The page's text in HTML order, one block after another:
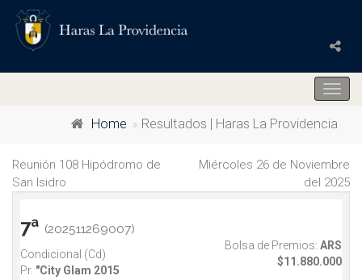
Home Resultados | Haras La Providencia
Reunión 108 Hipódromo de
San Isidro
Miércoles 26 de Noviembre
del 2025
7ª (202511269007)
Condicional (Cd)
Pr. "City Glam 2015
Bolsa de Premios: ARS
$11.880.000